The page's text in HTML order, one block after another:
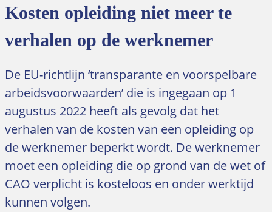
Kosten opleiding niet meer te
verhalen op de werknemer
De EU-richtlijn ‘transparante en voorspelbare
arbeidsvoorwaarden’ die is ingegaan op 1
augustus 2022 heeft als gevolg dat het
verhalen van de kosten van een opleiding op
de werknemer beperkt wordt. De werknemer
moet een opleiding die op grond van de wet of
CAO verplicht is kosteloos en onder werktijd
kunnen volgen.